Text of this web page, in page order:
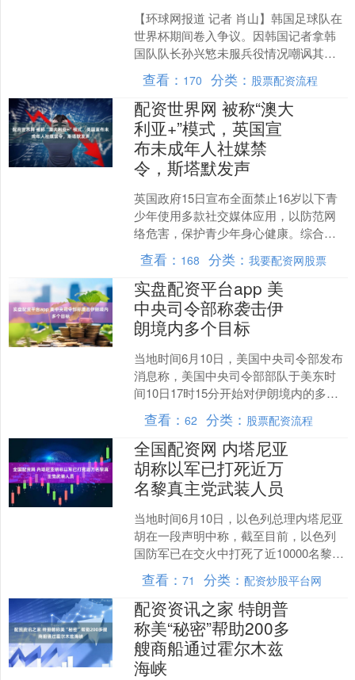
【环球网报道 记者 肖山】韩国足球队在
世界杯期间卷入争议。因韩国记者拿韩
国队队长孙兴慜未服兵役情况嘲讽其训
练股票学习网，相关内容曝光后，韩国
男足队员集体抵制媒体....
查看： 170 分类： 股票配资流程
配资世界网 被称“澳大
利亚+”模式，英国宣
布未成年人社媒禁
令，斯塔默发声
英国政府15日宣布全面禁止16岁以下青
少年使用多款社交媒体应用，以防范网
络危害，保护青少年身心健康。综合英
国《卫报》《每日邮报》等媒体报道，
新规预计2027年春....
查看： 168 分类： 我要配资网股票
实盘配资平台app 美
中央司令部称袭击伊
朗境内多个目标
当地时间6月10日，美国中央司令部发布
消息称，美国中央司令部部队于美东时
间10日17时15分开始对伊朗境内的多个
目标实施所谓“自卫打击”。声明称，此次
打击旨在回....
查看：62 分类： 股票配资流程
全国配资网 内塔尼亚
胡称以军已打死近万
名黎真主党武装人员
当地时间6月10日，以色列总理内塔尼亚
胡在一段声明中称，截至目前，以色列
国防军已在交火中打死了近10000名黎巴
嫩真主党武装人员。目前以军正“系统
性”清除活跃在....
查看： 71 分类： 配资炒股平台网
配资资讯之家 特朗普
称美“秘密”帮助200多
艘商船通过霍尔木兹
海峡